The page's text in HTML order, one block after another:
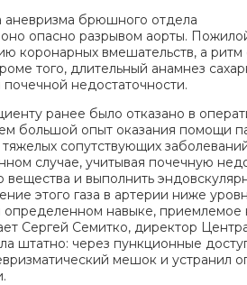
аневризма брюшного отдела
опасно разрывом аорты.
коронарных вмешательств, а ритм
того, длительный анамнез
недостаточности.
ранее было отказано в
большой опыт оказания помощи
сопутствующих
случае, учитывая почечную
вещества и выполнить
этого газа в артерии ниже
навыке, приемлемое
Сергей Семитко, директор
штатно: через пункционные
мешок и устранил